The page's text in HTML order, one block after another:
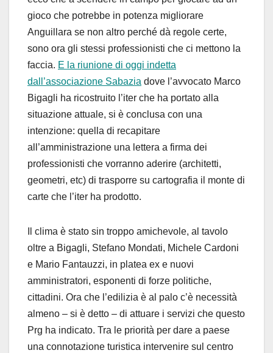
gioco che potrebbe in potenza migliorare
Anguillara se non altro perché dà regole certe,
sono ora gli stessi professionisti che ci mettono la
faccia. E la riunione di oggi indetta
dall’associazione Sabazia dove l’avvocato Marco
Bigagli ha ricostruito l’iter che ha portato alla
situazione attuale, si è conclusa con una
intenzione: quella di recapitare
all’amministrazione una lettera a firma dei
professionisti che vorranno aderire (architetti,
geometri, etc) di trasporre su cartografia il monte di
carte che l’iter ha prodotto.
Il clima è stato sin troppo amichevole, al tavolo
oltre a Bigagli, Stefano Mondati, Michele Cardoni
e Mario Fantauzzi, in platea ex e nuovi
amministratori, esponenti di forze politiche,
cittadini. Ora che l’edilizia è al palo c’è necessità
almeno – si è detto – di attuare i servizi che questo
Prg ha indicato. Tra le priorità per dare a paese
una connotazione turistica intervenire sul centro